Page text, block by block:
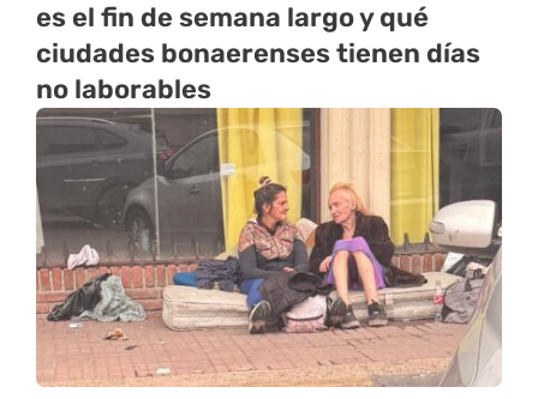
es el fin de semana largo y qué
ciudades bonaerenses tienen días
no laborables